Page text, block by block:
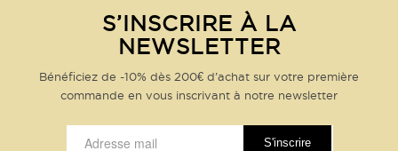
S’INSCRIRE À LA
NEWSLETTER
Bénéficiez de -10% dès 200€ d’achat sur votre première
commande en vous inscrivant à notre newsletter